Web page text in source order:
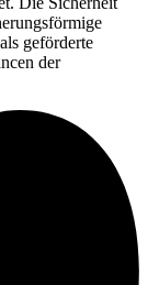
geförderte
der